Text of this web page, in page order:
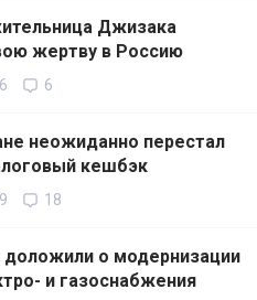
Джизака
жертву в Россию
6
неожиданно перестал
кешбэк
18
доложили о модернизации
и газоснабжения